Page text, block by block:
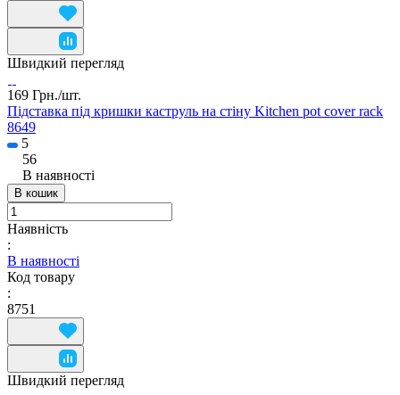
Швидкий перегляд
169 Грн./шт.
Підставка під кришки каструль на стіну Kitchen pot cover rack
8649
5
56
В наявності
В кошик
Наявність
:
В наявності
Код товару
:
8751
Швидкий перегляд